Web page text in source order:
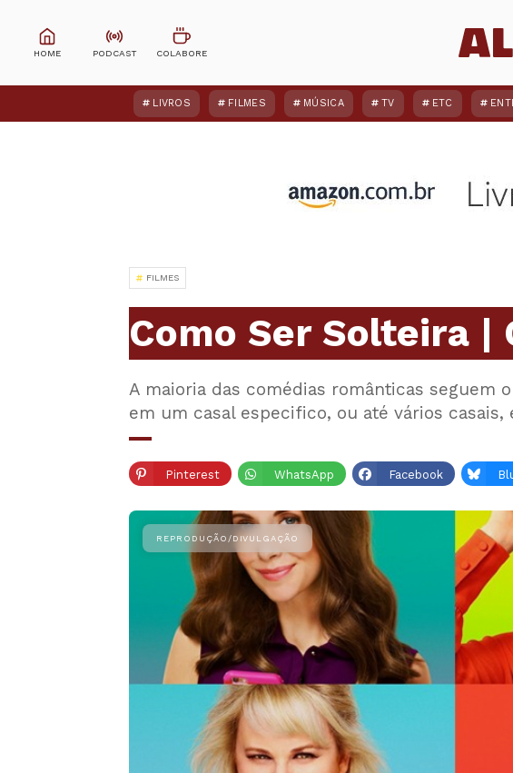
LIVROS FILMES MÚSICA TV ETC
FILMES
Como Ser Solteira |
A maioria das comédias românticas seguem
em um casal especifico, ou até vários
Pinterest WhatsApp Facebook